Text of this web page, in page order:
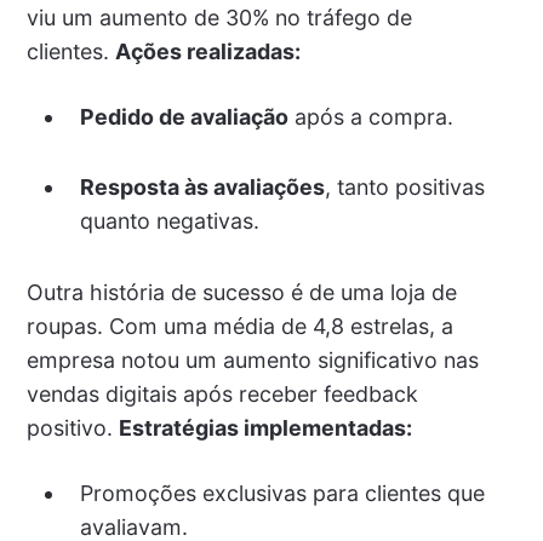
viu um aumento de 30% no tráfego de
clientes. Ações realizadas:
Pedido de avaliaçãoapós a compra.
Resposta às avaliações, tanto positivas
quanto negativas.
Outra história de sucesso é de uma loja de
roupas. Com uma média de 4,8 estrelas, a
empresa notou um aumento significativo nas
vendas digitais após receber feedback
positivo. Estratégias implementadas:
Promoções exclusivas para clientes que
avaliavam.